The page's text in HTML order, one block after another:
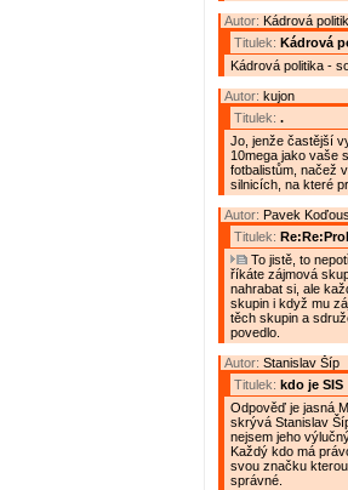
Autor: Kádrová
Titulek: Kádrová
Kádrová politika -
Autor: kujon
Titulek: .
Jo, jenže častější
10mega jako vaše
fotbalistům, načež
silnicích, na které
Autor: Pavek
Titulek:
To jistě, to
říkáte zájmová
nahrabat si, ale
skupin i když mu
těch skupin a
povedlo.
Autor: Stanislav Šíp
Titulek: kdo je SIS
Odpověď je jasná
skrývá Stanislav
nejsem jeho
Každý kdo má
svou značku
správné.